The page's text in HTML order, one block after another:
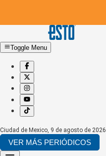
Toggle Menu
Ciudad de Mexico, 9 de agosto de 2026
VER MÁS PERIÓDICOS